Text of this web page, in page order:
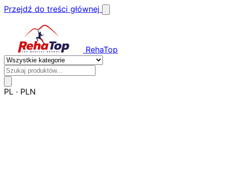
Przejdź do treści głównej
RehaTop
PL · PLN